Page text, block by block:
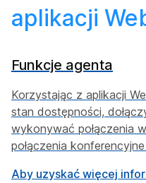
aplikacji
Funkcje agenta
Korzystając z aplikacji
stan dostępności,
wykonywać połączenia
połączenia
Aby uzyskać więcej